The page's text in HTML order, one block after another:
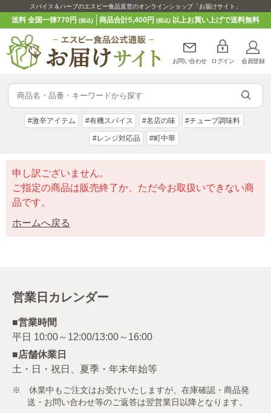
スパイス＆ハーブのエスビー食品直営のオンラインショップ「お届けサイト」
送料 全国一律770円(税込) 商品合計5,400円 (税込)以上お買い上げで送料無料
お問い合わせ ログイン 会員登録
#激辛アイテム #有機スパイス #名店の味 #チューブ調味料
#レンジ対応品 #町中華
申し訳ございません。
ご指定の商品は販売終了か、ただ今お取扱いできない商
品です。
ホームへ戻る
営業日カレンダー
■営業時間
■店舗休業日
土・日・祝日、夏季・年末年始等
※ 休業中もご注文はお受けいたしますが、在庫確認・商品発
送・お問い合わせ等のご返答は翌営業日以降となります。